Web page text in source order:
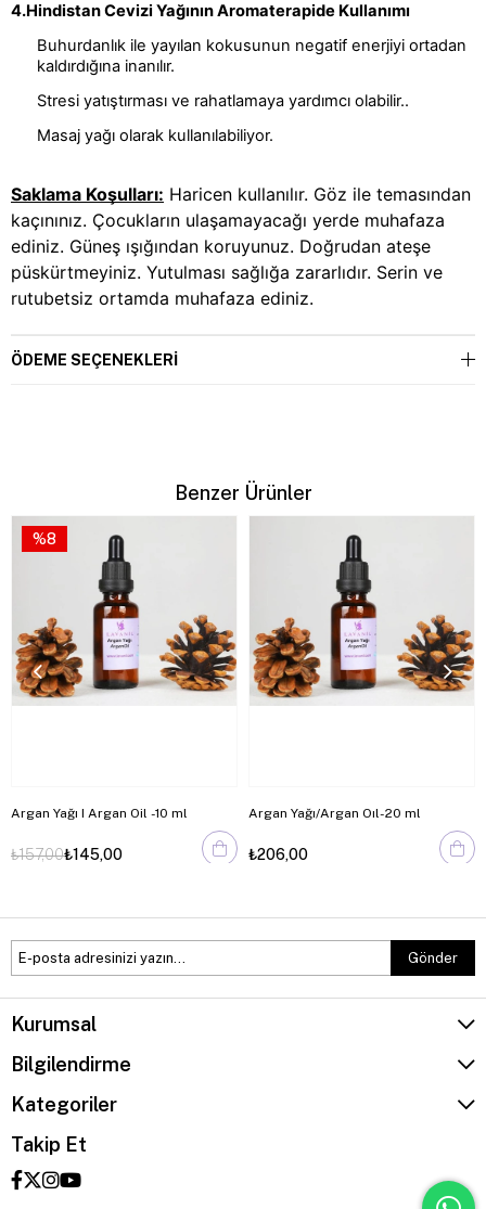
4.Hindistan Cevizi Yağının Aromaterapide Kullanımı
Buhurdanlık ile yayılan kokusunun negatif enerjiyi ortadan
kaldırdığına inanılır.
Stresi yatıştırması ve rahatlamaya yardımcı olabilir..
Masaj yağı olarak kullanılabiliyor.
Saklama Koşulları: Haricen kullanılır. Göz ile temasından
kaçınınız. Çocukların ulaşamayacağı yerde muhafaza
ediniz. Güneş ışığından koruyunuz. Doğrudan ateşe
püskürtmeyiniz. Yutulması sağlığa zararlıdır. Serin ve
rutubetsiz ortamda muhafaza ediniz.
ÖDEME SEÇENEKLERI
Benzer Ürünler
Argan Yağı I Argan Oil -10 ml
₺145,00
₺157,00
%8
Argan Yağı/Argan Oıl-20 ml
₺206,00
Gönder
Kurumsal
Bilgilendirme
Kategoriler
Takip Et